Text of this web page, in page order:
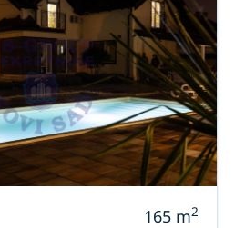
165 m2